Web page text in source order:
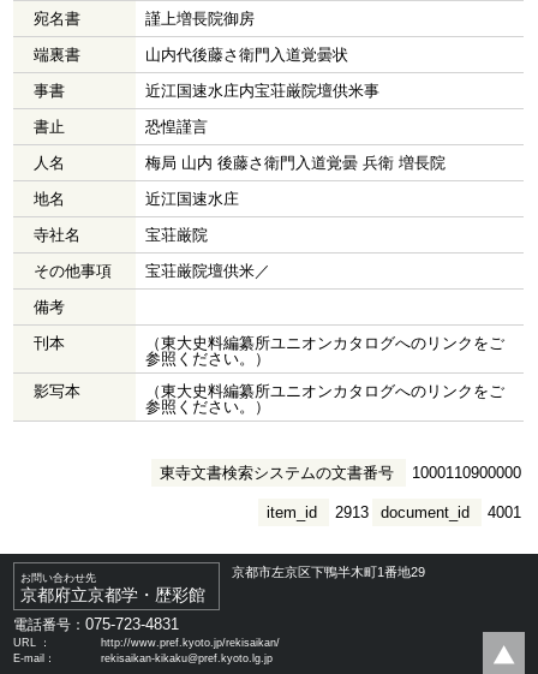
宛名書
謹上増長院御房
端裏書
山内代後藤さ衛門入道覚曇状
事書
近江国速水庄内宝荘厳院壇供米事
書止
恐惶謹言
人名
梅局 山内 後藤さ衛門入道覚曇 兵衛 増長院
地名
近江国速水庄
寺社名
宝荘厳院
その他事項
宝荘厳院壇供米／
備考
刊本
（東大史料編纂所ユニオンカタログへのリンクをご
参照ください。）
影写本
（東大史料編纂所ユニオンカタログへのリンクをご
参照ください。）
東寺文書検索システムの文書番号 1000110900000
document_id 4001
item_id 2913
お問い合わせ先
京都府立京都学・歴彩館
京都市左京区下鴨半木町1番地29
電話番号：075-723-4831
URL ：
http://www.pref.kyoto.jp/rekisaikan/
E-mail：
rekisaikan-kikaku@pref.kyoto.lg.jp